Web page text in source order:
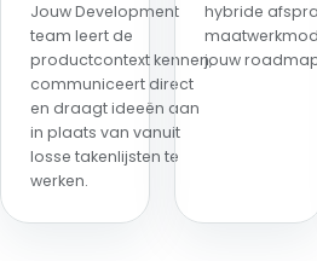
Jouw Development
team leert de
productcontext kennen,
communiceert direct
en draagt ideeën aan
in plaats van vanuit
losse takenlijsten te
werken.
hybride
jouw